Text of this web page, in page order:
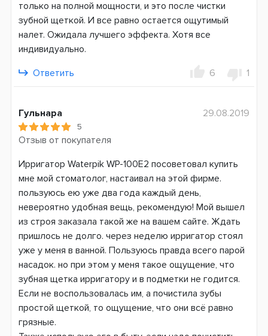
только на полной мощности, и это после чистки
зубной щеткой. И все равно остается ощутимый
налет. Ожидала лучшего эффекта. Хотя все
индивидуально.
Ответить
6 1
Гульнара
5
Отзыв от покупателя
29.08.2019
Ирригатор Waterpik WP-100E2 посоветовал купить
мне мой стоматолог, настаивал на этой фирме.
пользуюсь ею уже два года каждый день,
невероятно удобная вещь, рекомендую! Мой вышел
из строя заказала такой же на вашем сайте. Ждать
пришлось не долго. через неделю ирригатор стоял
уже у меня в ванной. Пользуюсь правда всего парой
насадок. но при этом у меня такое ощущение, что
зубная щетка ирригатору и в подметки не годится.
Если не воспользовалась им, а почистила зубы
простой щеткой, то ощущение, что они всё равно
грязные.